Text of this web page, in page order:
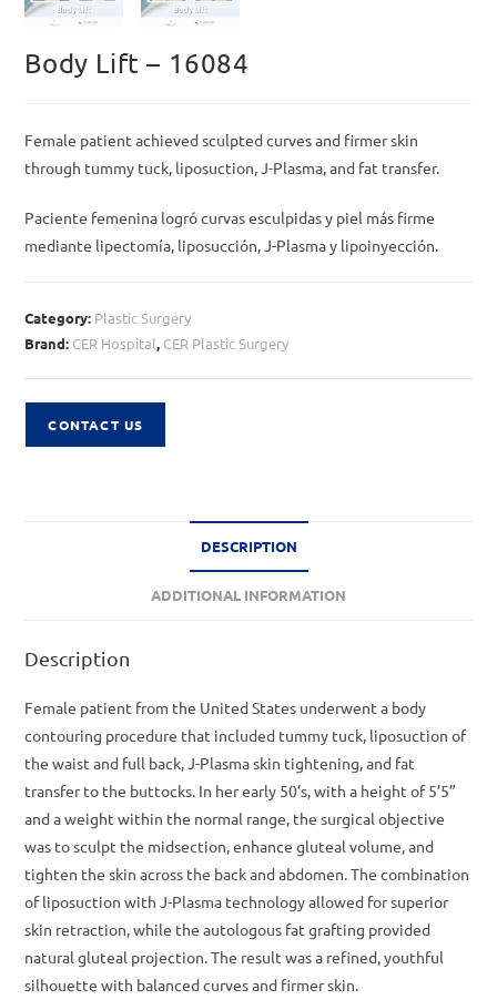
Body Lift – 16084
Female patient achieved sculpted curves and firmer skin
through tummy tuck, liposuction, J-Plasma, and fat transfer.
Paciente femenina logró curvas esculpidas y piel más firme
mediante lipectomía, liposucción, J-Plasma y lipoinyección.
Category: Plastic Surgery
Brand: CER Hospital, CER Plastic Surgery
CONTACT US
DESCRIPTION
ADDITIONAL INFORMATION
Description
Female patient from the United States underwent a body
contouring procedure that included tummy tuck, liposuction of
the waist and full back, J-Plasma skin tightening, and fat
transfer to the buttocks. In her early 50’s, with a height of 5’5”
and a weight within the normal range, the surgical objective
was to sculpt the midsection, enhance gluteal volume, and
tighten the skin across the back and abdomen. The combination
of liposuction with J-Plasma technology allowed for superior
skin retraction, while the autologous fat grafting provided
natural gluteal projection. The result was a refined, youthful
silhouette with balanced curves and firmer skin.